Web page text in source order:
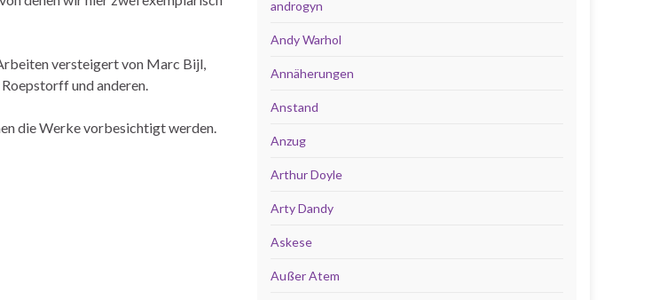
versteigert von Marc Bijl,
und anderen.
die Werke vorbesichtigt werden.
androgyn
Andy Warhol
Annäherungen
Anstand
Anzug
Arthur Doyle
Arty Dandy
Askese
Außer Atem